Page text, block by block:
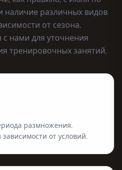
наличие различных видов
от сезона.
с нами для уточнения
тренировочных занятий.
размножения.
от условий.